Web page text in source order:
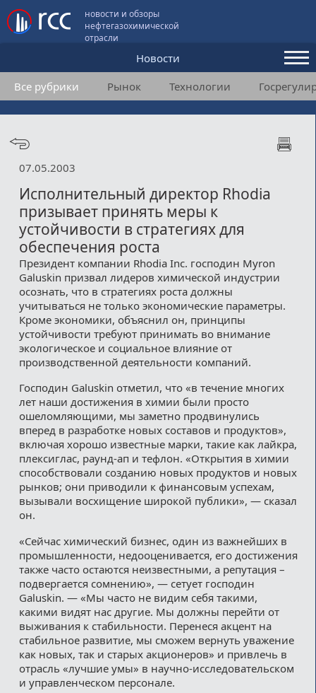
новости и обзоры
нефтегазохимической
отрасли
Новости
Аналитика и мнения
Конференции
Пользовательское соглашение
Медиакит
Контакты
Все рубрики Рынок Технологии
07.05.2003
Исполнительный директор Rhodia
призывает принять меры к
устойчивости в стратегиях для
обеспечения роста
Президент компании Rhodia Inc. господин Myron
Galuskin призвал лидеров химической индустрии
осознать, что в стратегиях роста должны
учитываться не только экономические параметры.
Кроме экономики, объяснил он, принципы
устойчивости требуют принимать во внимание
экологическое и социальное влияние от
производственной деятельности компаний.
Господин Galuskin отметил, что «в течение многих
лет наши достижения в химии были просто
ошеломляющими, мы заметно продвинулись
вперед в разработке новых составов и продуктов»,
включая хорошо известные марки, такие как лайкра,
плексиглас, раунд-ап и тефлон. «Открытия в химии
способствовали созданию новых продуктов и новых
рынков; они приводили к финансовым успехам,
вызывали восхищение широкой публики», — сказал
он.
«Сейчас химический бизнес, один из важнейших в
промышленности, недооценивается, его достижения
также часто остаются неизвестными, а репутация –
подвергается сомнению», — сетует господин
Galuskin. — «Мы часто не видим себя такими,
какими видят нас другие. Мы должны перейти от
выживания к стабильности. Перенеся акцент на
стабильное развитие, мы сможем вернуть уважение
как новых, так и старых акционеров» и привлечь в
отрасль «лучшие умы» в научно-исследовательском
и управленческом персонале.